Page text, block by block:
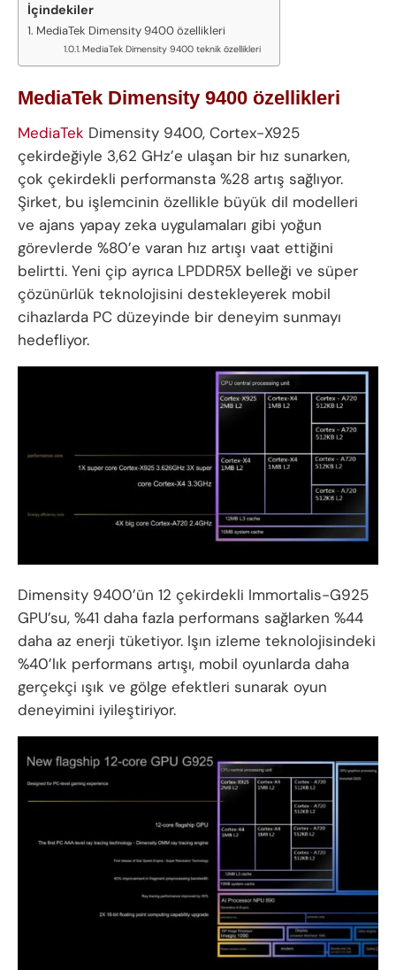
İçindekiler
MediaTek Dimensity 9400 özellikleri
MediaTek Dimensity 9400 teknik özellikleri
MediaTek Dimensity 9400 özellikleri
MediaTek Dimensity 9400, Cortex-X925
çekirdeğiyle 3,62 GHz’e ulaşan bir hız sunarken,
çok çekirdekli performansta %28 artış sağlıyor.
Şirket, bu işlemcinin özellikle büyük dil modelleri
ve ajans yapay zeka uygulamaları gibi yoğun
görevlerde %80’e varan hız artışı vaat ettiğini
belirtti. Yeni çip ayrıca LPDDR5X belleği ve süper
çözünürlük teknolojisini destekleyerek mobil
cihazlarda PC düzeyinde bir deneyim sunmayı
hedefliyor.
Dimensity 9400’ün 12 çekirdekli Immortalis-G925
GPU’su, %41 daha fazla performans sağlarken %44
daha az enerji tüketiyor. Işın izleme teknolojisindeki
%40’lık performans artışı, mobil oyunlarda daha
gerçekçi ışık ve gölge efektleri sunarak oyun
deneyimini iyileştiriyor.